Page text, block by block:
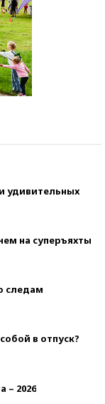
удивительных
на суперъяхты
следам
в отпуск?
– 2026